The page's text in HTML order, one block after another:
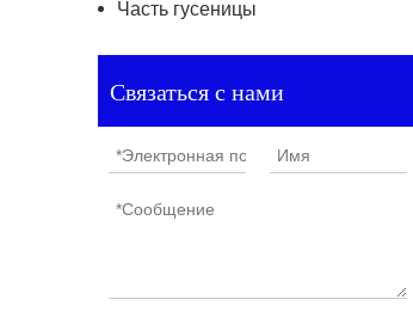
Часть гусеницы
Связаться с нами